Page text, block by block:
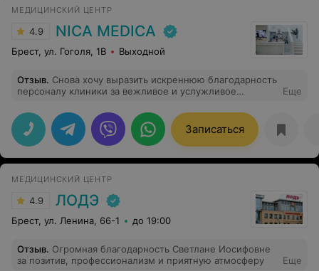
МЕДИЦИНСКИЙ ЦЕНТР
4.9 NICA MEDICA
Брест, ул. Гоголя, 1B Выходной
Отзыв. Снова хочу выразить искреннюю благодарность
персоналу клиники за вежливое и услужливое
ортодонту Бузук Екатерине Владимировне за
качественный,аккуратный, а главное безболезненный
прием. Екатерина Владимировна просто профессионал
своего дела. Спасибо Вам за все! Творческих Вам
успехов, крепкого здоровья, сил и процветания!!!
Еще
Записаться
МЕДИЦИНСКИЙ ЦЕНТР
4.9 ЛОДЭ
Брест, ул. Ленина, 66-1 до 19:00
Отзыв. Огромная благодарность Светлане Иосифовне
за позитив, профессионализм и приятную атмосферу
Еще